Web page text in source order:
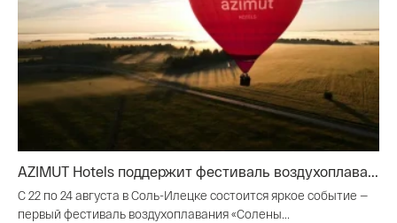
AZIMUT Hotels поддержит фестиваль воздухоплава...
С 22 по 24 августа в Соль-Илецке состоится яркое событие —
первый фестиваль воздухоплавания «Солены...